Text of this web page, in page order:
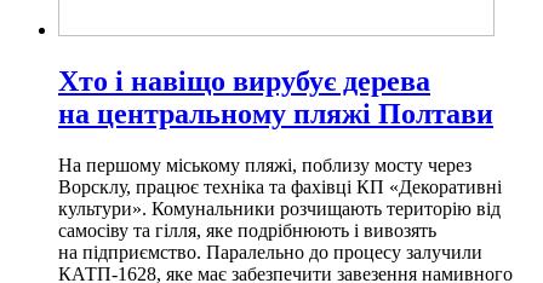
Хто і навіщо вирубує дерева
на центральному пляжі Полтави
На першому міському пляжі, поблизу мосту через
Ворсклу, працює техніка та фахівці КП «Декоративні
культури». Комунальники розчищають територію від
самосіву та гілля, яке подрібнюють і вивозять
на підприємство. Паралельно до процесу залучили
КАТП-1628, яке має забезпечити завезення намивного